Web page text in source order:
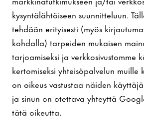
kysyntälähtöiseen suunnitteluun.
tehdään erityisesti (myös
kohdalla) tarpeiden mukaisen
tarjoamiseksi ja verkkosivustomme
kertomiseksi yhteisöpalvelun
on oikeus vastustaa näiden
ja sinun on otettava yhteyttä
tätä oikeutta.